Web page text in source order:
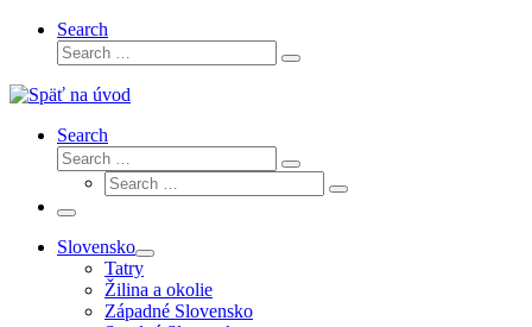
Search
Search
Search
Search
Search
Search
Search
Search
Menu
Slovensko
Tatry
Žilina a okolie
Západné Slovensko